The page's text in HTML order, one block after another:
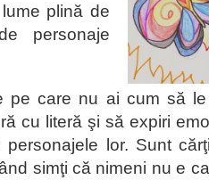
plină de
personaje
pe care nu ai cum să
cu literă şi să expiri
lor. Sunt
simţi că nimeni nu e